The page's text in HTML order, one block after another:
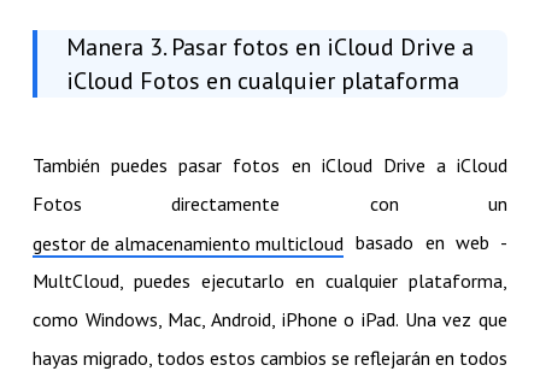
Manera 3. Pasar fotos en iCloud Drive a
iCloud Fotos en cualquier plataforma
También puedes pasar fotos en iCloud Drive a iCloud
Fotos directamente con un
gestor de almacenamiento multicloud basado en web -
MultCloud, puedes ejecutarlo en cualquier plataforma,
como Windows, Mac, Android, iPhone o iPad. Una vez que
hayas migrado, todos estos cambios se reflejarán en todos